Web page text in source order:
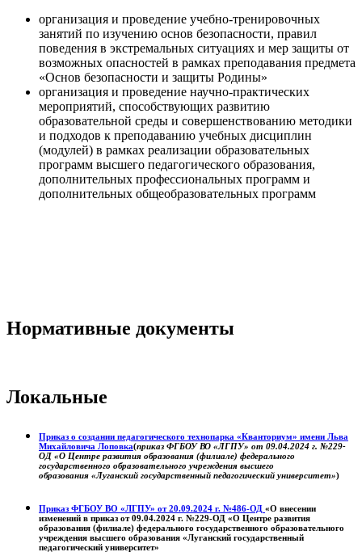
организация и проведение учебно-тренировочных
занятий по изучению основ безопасности, правил
поведения в экстремальных ситуациях и мер защиты от
возможных опасностей в рамках преподавания предмета
«Основ безопасности и защиты Родины»
организация и проведение научно-практических
мероприятий, способствующих развитию
образовательной среды и совершенствованию методики
и подходов к преподаванию учебных дисциплин
(модулей) в рамках реализации образовательных
программ высшего педагогического образования,
дополнительных профессиональных программ и
дополнительных общеобразовательных программ
Нормативные документы
Локальные
Приказ о создании педагогического технопарка «Кванториум» имени Льва
Михайловича Лоповка(приказ ФГБОУ ВО «ЛГПУ» от 09.04.2024 г. №229-
ОД «О Центре развития образования (филиале) федерального
государственного образовательного учреждения высшего
образования «Луганский государственный педагогический университет»)
Приказ ФГБОУ ВО «ЛГПУ» от 20.09.2024 г. №486-ОД «О внесении
изменений в приказ от 09.04.2024 г. №229-ОД «О Центре развития
образования (филиале) федерального государственного образовательного
учреждения высшего образования «Луганский государственный
педагогический университет»